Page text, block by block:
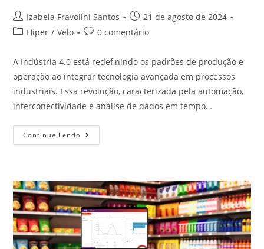
Izabela Fravolini Santos
21 de agosto de 2024
Hiper / Velo 0 comentário
A Indústria 4.0 está redefinindo os padrões de produção e
operação ao integrar tecnologia avançada em processos
industriais. Essa revolução, caracterizada pela automação,
interconectividade e análise de dados em tempo…
Continue Lendo